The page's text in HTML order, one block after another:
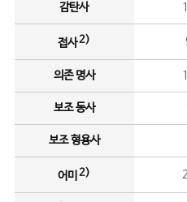
감탄사
접사2)
의존 명사
보조 동사
보조 형용사
어미 2)